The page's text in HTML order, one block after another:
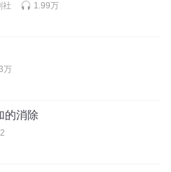
社 1.99万
万
的消除